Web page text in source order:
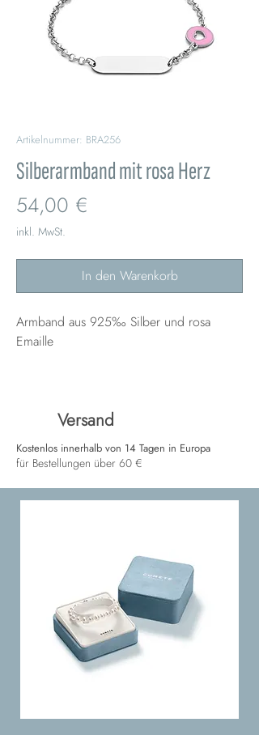
Artikelnummer: BRA256
Silberarmband mit rosa Herz
54,00 €
inkl. MwSt.
In den Warenkorb
Armband aus 925‰ Silber und rosa
Emaille
Versand
Kostenlos innerhalb von 14 Tagen in Europa
für Bestellungen über 60 €